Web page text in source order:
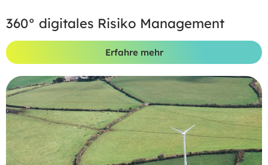
360° digitales Risiko Management
Erfahre mehr